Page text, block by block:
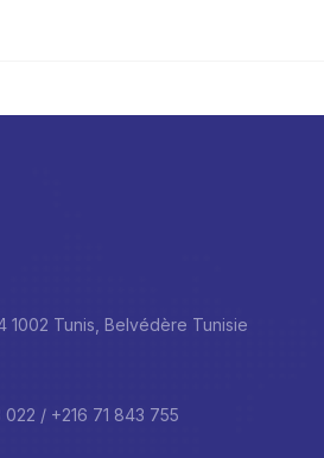
1002 Tunis, Belvédère Tunisie
/ +216 71 843 755